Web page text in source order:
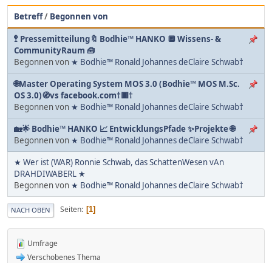
Betreff/ Begonnen von
🚏 Pressemitteilung🔖 Bodhie™ HANKO 🔲 Wissens- &
CommunityRaum 🧰
Begonnen von ★ Bodhie™ Ronald Johannes deClaire Schwab†
🌐Master Operating System MOS 3.0 (Bodhie™ MOS M.Sc.
OS 3.0)🧭vs facebook.com†🟥†
Begonnen von ★ Bodhie™ Ronald Johannes deClaire Schwab†
🏡🌟 Bodhie™ HANKO 📈 EntwicklungsPfade ✨Projekte 🌐
Begonnen von ★ Bodhie™ Ronald Johannes deClaire Schwab†
★ Wer ist (WAR) Ronnie Schwab, das SchattenWesen vAn
DRAHDIWABERL ★
Begonnen von ★ Bodhie™ Ronald Johannes deClaire Schwab†
NACH OBEN Seiten 1
Umfrage
Verschobenes Thema